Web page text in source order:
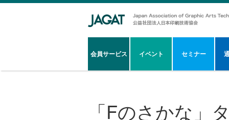
会員サービス イベント セミナー
「Fのさかな 」